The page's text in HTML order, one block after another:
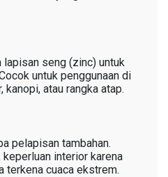
seng (zinc) untuk
untuk penggunaan di
kanopi, atau rangka atap.
pelapisan tambahan.
keperluan interior karena
terkena cuaca ekstrem.